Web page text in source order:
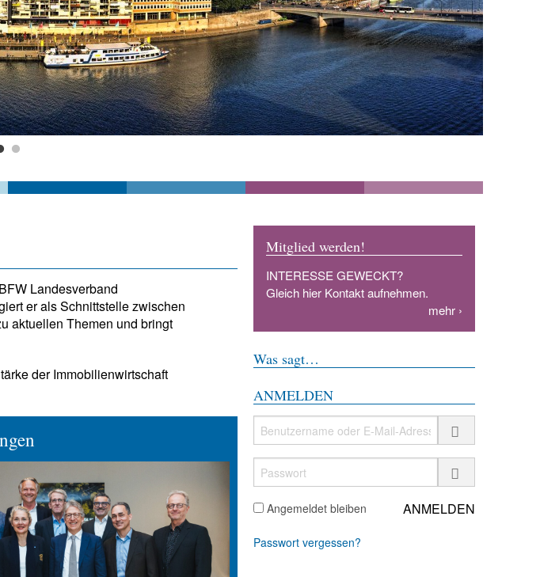
Landesverband
er als Schnittstelle zwischen
aktuellen Themen und bringt
der Immobilienwirtschaft
Mitglied werden!
INTERESSE GEWECKT?
Gleich hier Kontakt aufnehmen.
mehr
Was sagt…
ANMELDEN
Benutzername
oder
E-
Mail-
Passwort
Angemeldet bleiben
Passwort vergessen?